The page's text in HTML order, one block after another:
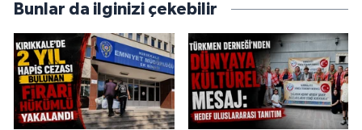
Bunlar da ilginizi çekebilir